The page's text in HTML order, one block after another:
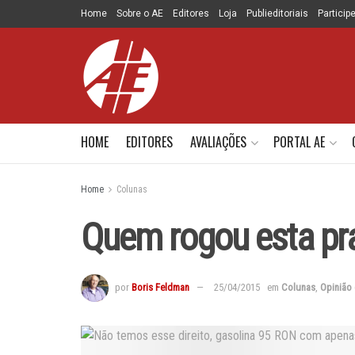
Home Sobre o AE Editores Loja Publieditoriais
HOME EDITORES AVALIAÇÕES PORTAL AE
Home Colunas
Quem rogou esta
por Boris Feldman 25/04/2015 em Colunas, Opinião